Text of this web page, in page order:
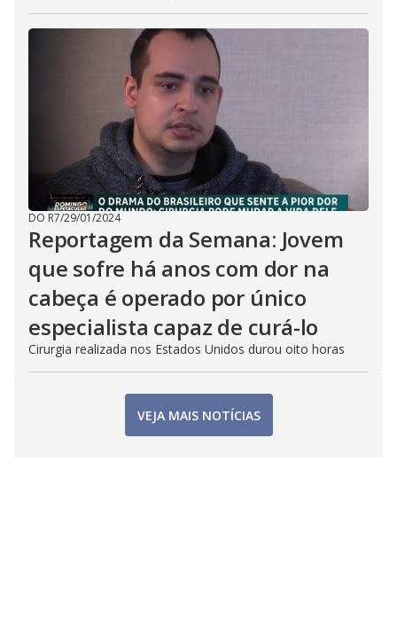
DO R7/29/01/2024
Reportagem da Semana: Jovem
que sofre há anos com dor na
cabeça é operado por único
especialista capaz de curá-lo
Cirurgia realizada nos Estados Unidos durou oito horas
VEJA MAIS NOTÍCIAS